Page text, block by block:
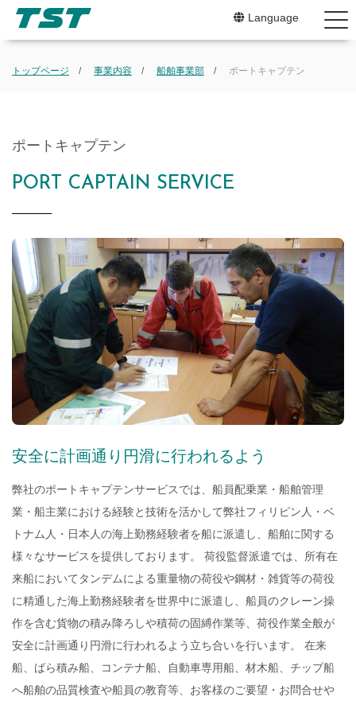
CEO
企業
沿革
Language
トップページ 事業内容 船舶事業部 ポートキャプテン
ポートキャプテン
PORT CAPTAIN SERVICE
安全に計画通り円滑に行われるよう
弊社のポートキャプテンサービスでは、船員配乗業・船舶管理
業・船主業における経験と技術を活かして弊社フィリピン人・ベ
トナム人・日本人の海上勤務経験者を船に派遣し、船舶に関する
様々なサービスを提供しております。 荷役監督派遣では、所有在
来船においてタンデムによる重量物の荷役や鋼材・雑貨等の荷役
に精通した海上勤務経験者を世界中に派遣し、船員のクレーン操
作を含む貨物の積み降ろしや積荷の固縛作業等、荷役作業全般が
安全に計画通り円滑に行われるよう立ち合いを行います。 在来
船、ばら積み船、コンテナ船、自動車専用船、材木船、チップ船
へ船舶の品質検査や船員の教育等、お客様のご要望・お問合せや